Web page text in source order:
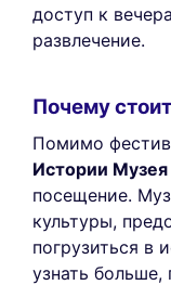
доступ к
развлечение.
Почему
Помимо
Истории
посещение.
культуры,
погрузиться в
узнать больше,